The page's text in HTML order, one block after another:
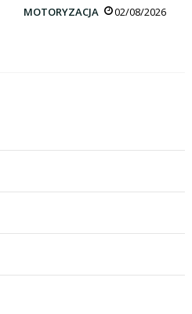
MOTORYZACJA 02/08/2026